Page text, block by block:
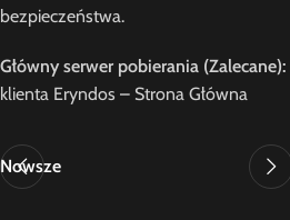
bezpieczeństwa.
Główny serwer pobierania (Zalecane):
klienta Eryndos – Strona Główna
Nowsze